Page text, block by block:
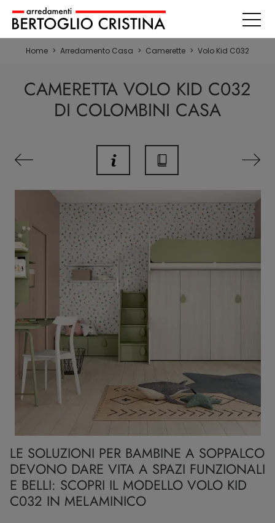
Home > Arredamento Casa > Camerette > Volo Kid C032
CAMERETTA VOLO KID C032
DI COLOMBINI CASA
LE SOLUZIONI PER BAMBINE A SOPPALCO
DEVONO DARE VITA A SPAZI FUNZIONALI
E BELLI: SCOPRI IL MODELLO VOLO KID
C032 IN MELAMINICO